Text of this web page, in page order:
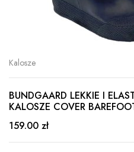
Kalosze
BUNDGAARD LEKKIE I
KALOSZE COVER
159.00 zł